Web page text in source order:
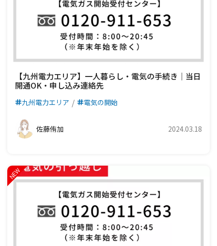
【九州電力エリア】一人暮らし・電気の手続き｜当日
開通OK・申し込み連絡先
九州電力エリア 電気の開始
佐藤侑加 2024.03.18